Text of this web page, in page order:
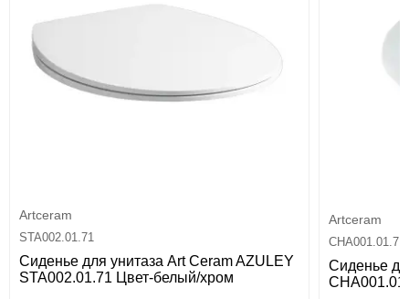
Artceram
STA002.01.71
Сиденье для унитаза Art Ceram AZULEY
STA002.01.71 Цвет-белый/хром
Artceram
CHA001.01.71
Сиденье